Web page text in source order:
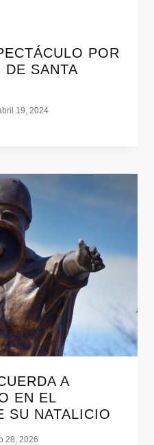
POR
DE SANTA
19, 2024
A
EN EL
SU NATALICIO
28, 2026